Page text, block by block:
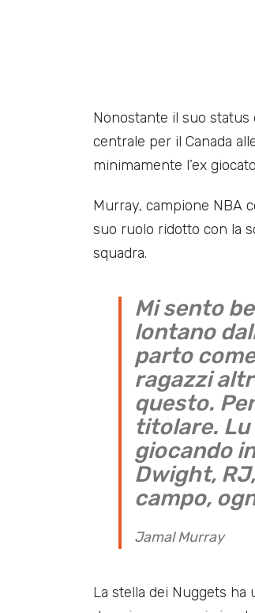
Nonostante il suo status
centrale per il Canada
minimamente l’ex
Murray, campione NBA
suo ruolo ridotto con la
squadra.
Mi sento
lontano
parto
ragazzi
questo.
titolare. Lu
giocando
Dwight,
campo,
Jamal Murray
La stella dei Nuggets ha